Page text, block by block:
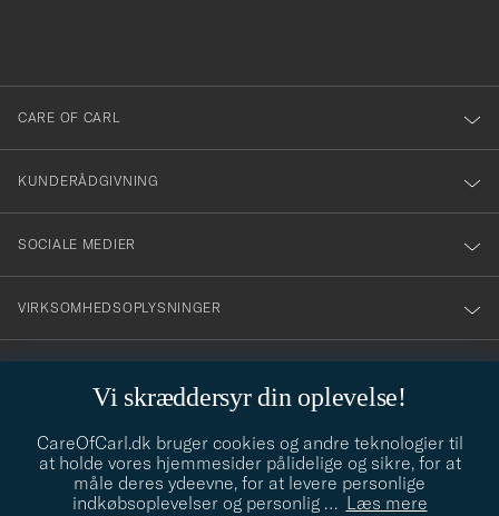
Vi skræddersyr din oplevelse!
CareOfCarl.dk bruger cookies og andre teknologier til
at holde vores hjemmesider pålidelige og sikre, for at
måle deres ydeevne, for at levere personlige
indkøbsoplevelser og personlig … Læs mere
dig
till
vårt
nyhetsbrev!
CARE OF CARL
KUNDERÅDGIVNING
SOCIALE MEDIER
VIRKSOMHEDSOPLYSNINGER
info@careofcarl.dk
Behøver du hjælp til at finde din stil? Lad os hjælpe dig, vi hjælper
gerne til!
STILRÅD